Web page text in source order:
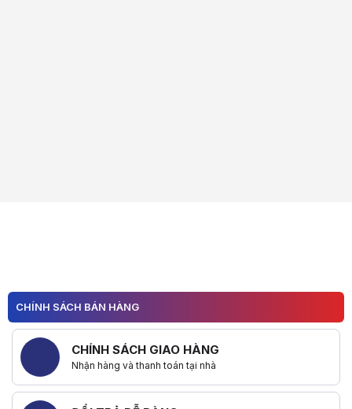
CHÍNH SÁCH BÁN HÀNG
CHÍNH SÁCH GIAO HÀNG
Nhận hàng và thanh toán tại nhà